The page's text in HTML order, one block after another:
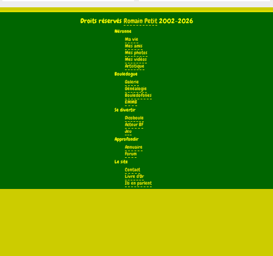
Droits réservés Romain Petit2002-2026
Néronne
Ma vie
Mes amis
Mes photos
Mes vidéos
Artistique
Bouledogue
Galerie
Généalogie
Bouledofolies
EMMB
Se divertir
Dicoboule
Acteur BF
Jeu
Approfondir
Annuaire
Forum
Le site
Contact
Livre d'Or
Ils en parlent